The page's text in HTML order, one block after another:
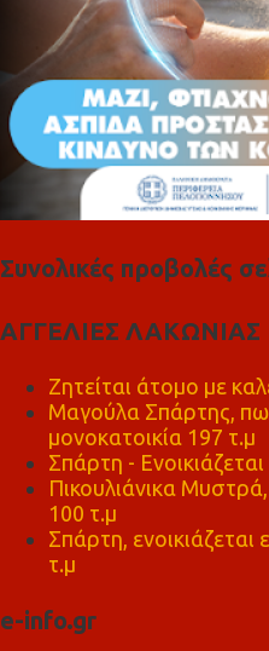
Συνολικές προβολές
ΑΓΓΕΛΙΕΣ ΛΑΚΩΝΙΑΣ
Ζητείται άτομο με
Μαγούλα Σπάρτης,
μονοκατοικία 197 τ.μ
Σπάρτη -
Πικουλιάνικα Μυστρά,
100 τ.μ
Σπάρτη,
τ.μ
e-info.gr